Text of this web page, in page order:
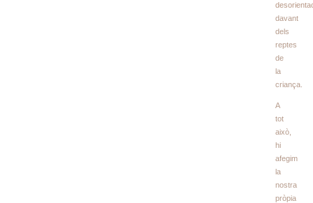
davant
dels
reptes
de
la
criança.
A
tot
això,
hi
afegim
la
nostra
pròpia